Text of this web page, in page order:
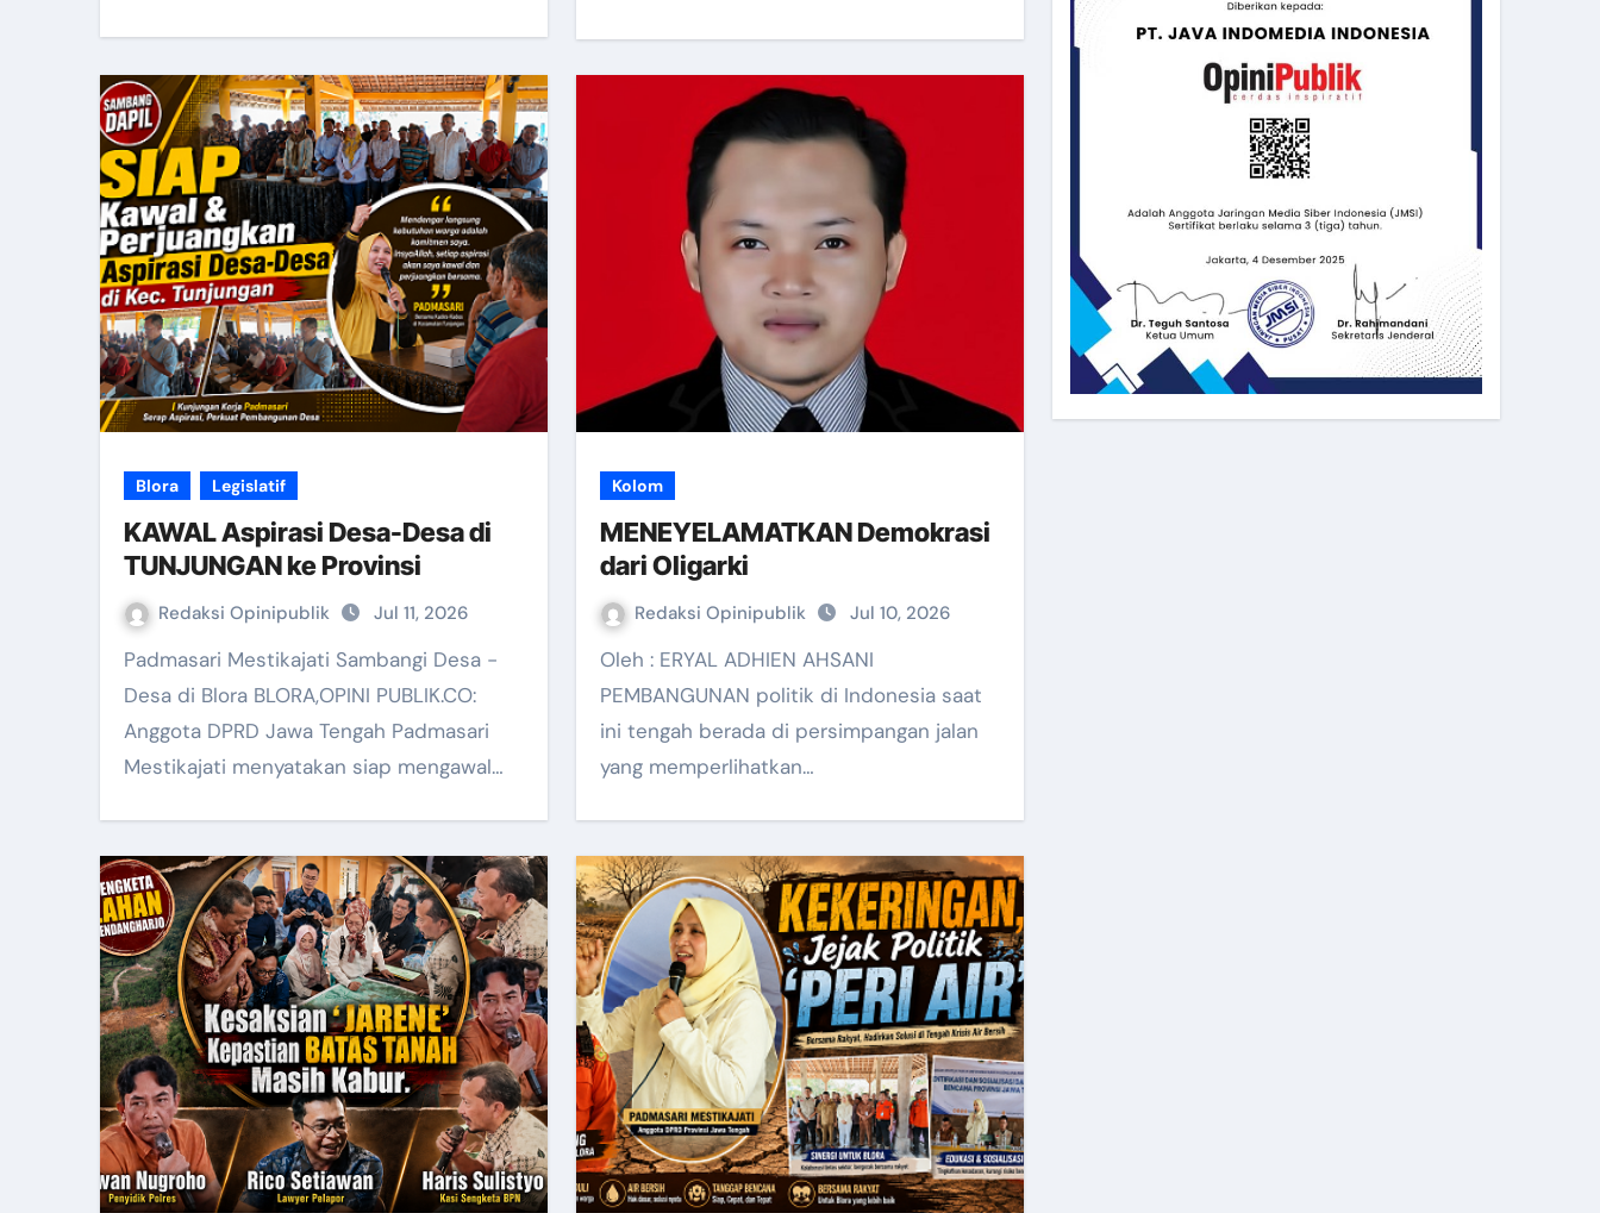
Blora Legislatif
KAWAL Aspirasi Desa-Desa di
TUNJUNGAN ke Provinsi
Redaksi Opinipublik Jul 11, 2026
Padmasari Mestikajati Sambangi Desa -
Desa di Blora BLORA,OPINI PUBLIK.CO:
Anggota DPRD Jawa Tengah Padmasari
Mestikajati menyatakan siap mengawal…
Kolom
MENEYELAMATKAN Demokrasi
dari Oligarki
Redaksi Opinipublik Jul 10, 2026
Oleh : ERYAL ADHIEN AHSANI
PEMBANGUNAN politik di Indonesia saat
ini tengah berada di persimpangan jalan
yang memperlihatkan…